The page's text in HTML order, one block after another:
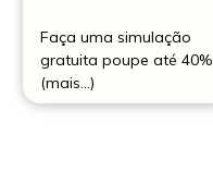
Faça uma simulação
gratuita poupe até 40%
(mais…)